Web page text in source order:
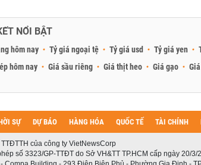
NỔI BẬT
hôm nay Tỷ giá ngoại tệ Tỷ giá usd Tỷ giá yen
hôm nay
Giá sầu riêng Giá thịt heo Giá gạo
SỰ DỰ BÁO HÀNG HÓA QUỐC TẾ TÀI CHÍNH
của công ty VietNewsCorp
số 3323/GP-TTĐT do Sở VH&TT TP.HCM cấp ngày 20/3/